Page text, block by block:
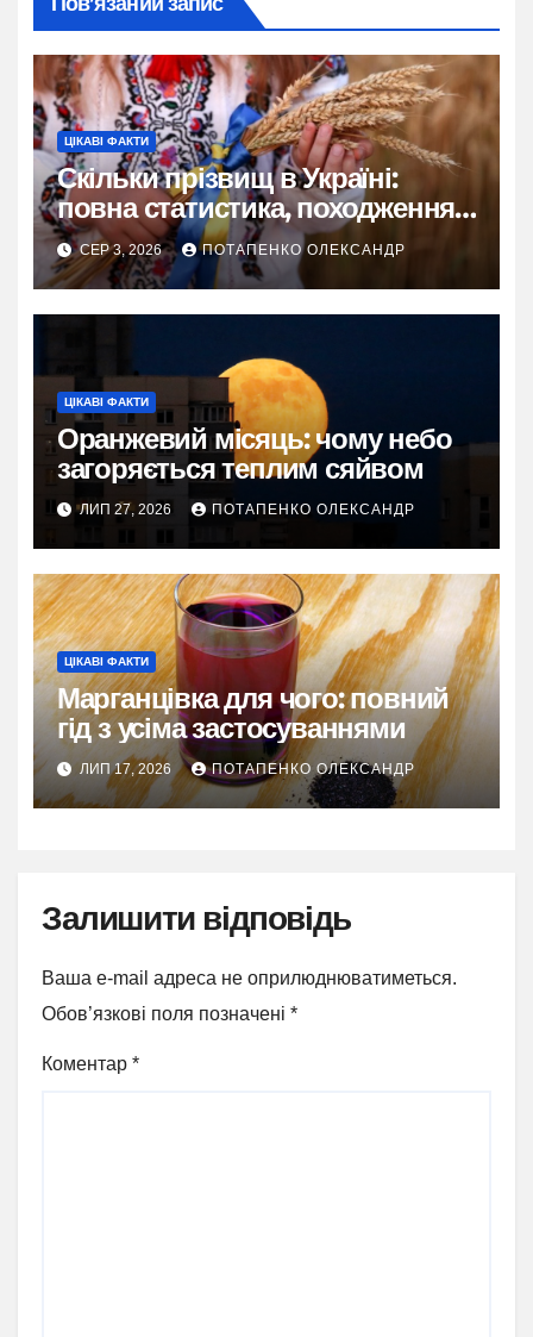
ЦІКАВІ ФАКТИ
Скільки прізвищ в Україні:
повна статистика, походження
та живі історії
СЕР 3, 2026 ПОТАПЕНКО ОЛЕКСАНДР
ЦІКАВІ ФАКТИ
Оранжевий місяць: чому небо
загоряється теплим сяйвом
ЛИП 27, 2026 ПОТАПЕНКО ОЛЕКСАНДР
ЦІКАВІ ФАКТИ
Марганцівка для чого: повний
гід з усіма застосуваннями
ЛИП 17, 2026 ПОТАПЕНКО ОЛЕКСАНДР
Залишити відповідь
Ваша e-mail адреса не оприлюднюватиметься.
Обов’язкові поля позначені *
Коментар *